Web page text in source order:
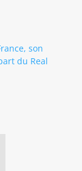
son
du Real